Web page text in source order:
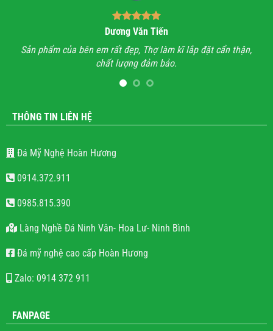
Dương Văn Tiến
Sản phẩm của bên em rất đẹp, Thợ làm kĩ lắp đặt cẩn thận,
chất lượng đảm bảo.
THÔNG TIN LIÊN HỆ
Đá Mỹ Nghệ Hoàn Hương
0914.372.911
0985.815.390
Làng Nghề Đá Ninh Vân- Hoa Lư- Ninh Bình
Đá mỹ nghệ cao cấp Hoàn Hương
Zalo: 0914 372 911
FANPAGE